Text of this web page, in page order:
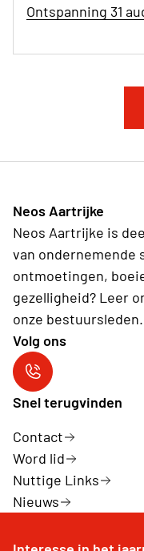
Ontspanning 31
Neos Aartrijke
Neos Aartrijke is
van ondernemende
ontmoetingen,
gezelligheid? Leer
onze bestuursleden.
Volg ons
Neos Aartrijke
Snel terugvinden
Contact
Word lid
Nuttige Links
Nieuws